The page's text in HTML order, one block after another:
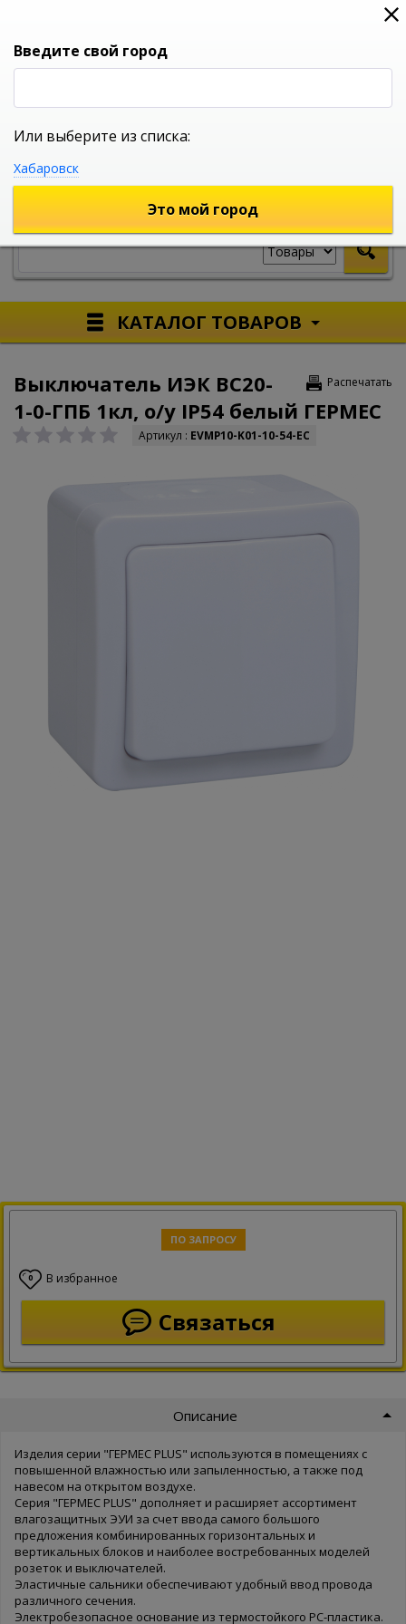
0
УНИВЕРСАЛЬНЫЙ ИНТЕРНЕТ МАГАЗИН
КАТАЛОГ ТОВАРОВ
Распечатать
Выключатель ИЭК ВС20-
1-0-ГПБ 1кл, о/у IP54 белый ГЕРМЕС
Артикул : EVMP10-K01-10-54-EC
ПО ЗАПРОСУ
0 В избранное
Связаться
Описание
Изделия серии "ГЕРМЕС PLUS" используются в помещениях с
повышенной влажностью или запыленностью, а также под
навесом на открытом воздухе.
Серия "ГЕРМЕС PLUS" дополняет и расширяет ассортимент
влагозащитных ЭУИ за счет ввода самого большого
предложения комбинированных горизонтальных и
вертикальных блоков и наиболее востребованных моделей
розеток и выключателей.
Эластичные сальники обеспечивают удобный ввод провода
различного сечения.
Электробезопасное основание из термостойкого PC-пластика.
Введите свой город
Или выберите из списка:
Хабаровск
Это мой город